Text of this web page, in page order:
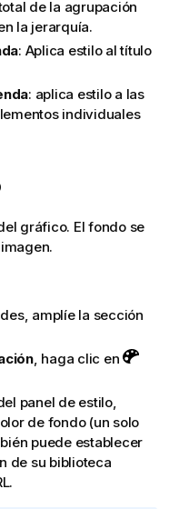
de la agrupación
la jerarquía.
: Aplica estilo al título
: aplica estilo a las
individuales
gráfico. El fondo se
amplíe la sección
, haga clic en
panel de estilo,
de fondo (un solo
puede establecer
de su biblioteca